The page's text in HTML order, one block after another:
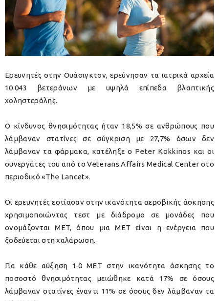
Ερευνητές στην Ουάσιγκτον, ερεύνησαν τα ιατρικά αρχεία
10.043 βετεράνων με υψηλά επίπεδα βλαπτικής
χοληστερόλης.
Ο κίνδυνος θνησιμότητας ήταν 18,5% σε ανθρώπους που
λάμβαναν στατίνες σε σύγκριση με 27,7% όσων δεν
λάμβαναν τα φάρμακα, κατέληξε ο Peter Kokkinos και οι
συνεργάτες του από το Veterans Affairs Medical Center στο
περιοδικό «The Lancet».
Οι ερευνητές εστίασαν στην ικανότητα αεροβικής άσκησης
χρησιμοποιώντας τεστ με διάδρομο σε μονάδες που
ονομάζονται MET, όπου μια ΜΕΤ είναι η ενέργεια που
ξοδεύεται στη χαλάρωση.
Για κάθε αύξηση 1.0 MET στην ικανότητα άσκησης το
ποσοστό θνησιμότητας μειώθηκε κατά 17% σε όσους
λάμβαναν στατίνες έναντι 11% σε όσους δεν λάμβαναν τα